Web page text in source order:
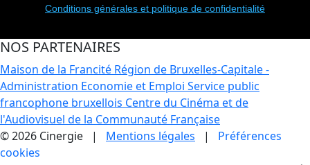
Conditions générales et politique de confidentialité
NOS PARTENAIRES
Maison de la Francité Région de Bruxelles-Capitale -
Administration Economie et Emploi Service public
francophone bruxellois Centre du Cinéma et de
l'Audiovisuel de la Communauté Française
© 2026 Cinergie | Mentions légales | Préférences
cookies